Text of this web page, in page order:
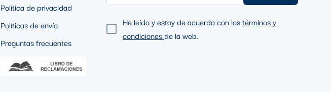
Política de privacidad
Políticas de envío
Preguntas frecuentes
He leído y estoy de acuerdo con lostérminos y
condicionesde la web.